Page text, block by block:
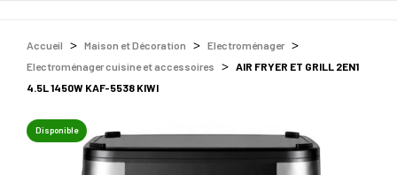
Accueil Maison et Décoration
Electroménager
Electroménager cuisine et accessoires
AIR FRYER ET GRILL 2EN1
4.5L 1450W KAF-5538 KIWI
Disponible